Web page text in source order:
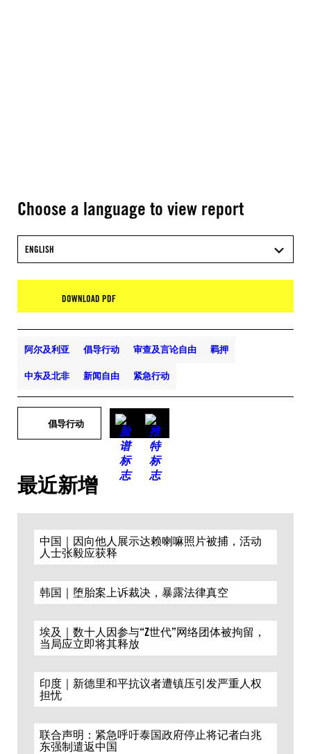
Choose a language to view report
ENGLISH
DOWNLOAD PDF
阿尔及利亚 倡导行动 审查及言论自由 羁押
中东及北非 新闻自由 紧急行动
倡导行动
最近新增
中国｜因向他人展示达赖喇嘛照片被捕，活动
人士张毅应获释
韩国｜堕胎案上诉裁决，暴露法律真空
埃及｜数十人因参与“Z世代”网络团体被拘留，
当局应立即将其释放
印度｜新德里和平抗议者遭镇压引发严重人权
担忧
联合声明：紧急呼吁泰国政府停止将记者白兆
东强制遣返中国